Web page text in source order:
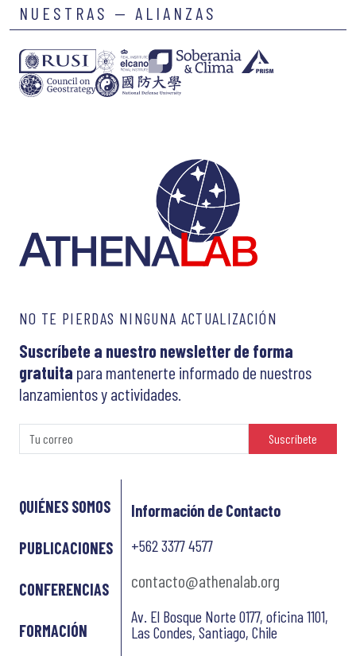
NUESTRAS — ALIANZAS
NO TE PIERDAS NINGUNA ACTUALIZACIÓN
Suscríbete a nuestro newsletter de forma
gratuita para mantenerte informado de nuestros
lanzamientos y actividades.
Suscríbete
QUIÉNES SOMOS
PUBLICACIONES
CONFERENCIAS
FORMACIÓN
Información de Contacto
+562 3377 4577
contacto@athenalab.org
Av. El Bosque Norte 0177, oficina 1101,
Las Condes, Santiago, Chile